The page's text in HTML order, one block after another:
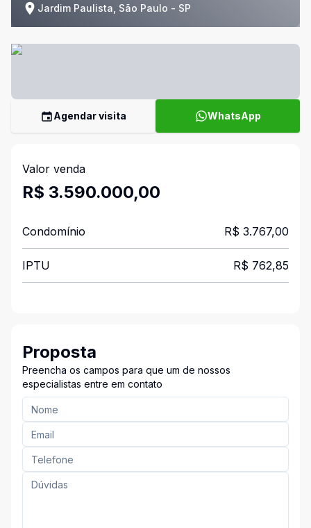
Jardim Paulista, São Paulo - SP
Agendar visita WhatsApp
Valor venda
R$ 3.590.000,00
Condomínio R$ 3.767,00
IPTU R$ 762,85
Proposta
Preencha os campos para que um de nossos
especialistas entre em contato